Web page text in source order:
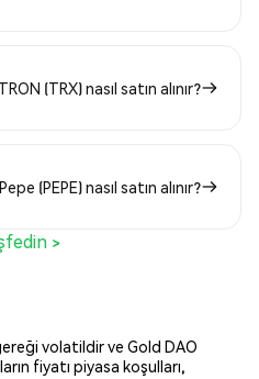
TRON (TRX) nasıl satın alınır?
Pepe (PEPE) nasıl satın alınır?
>
volatildir ve Gold DAO
fiyatı piyasa koşulları,